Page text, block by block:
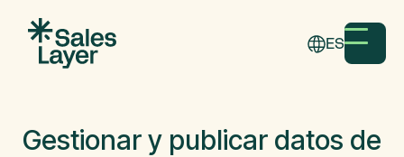
ES
Gestionar y publicar datos de